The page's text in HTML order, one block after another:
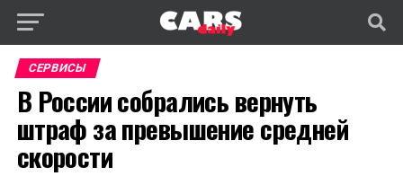
СЕРВИСЫ
В России собрались вернуть
штраф за превышение средней
скорости